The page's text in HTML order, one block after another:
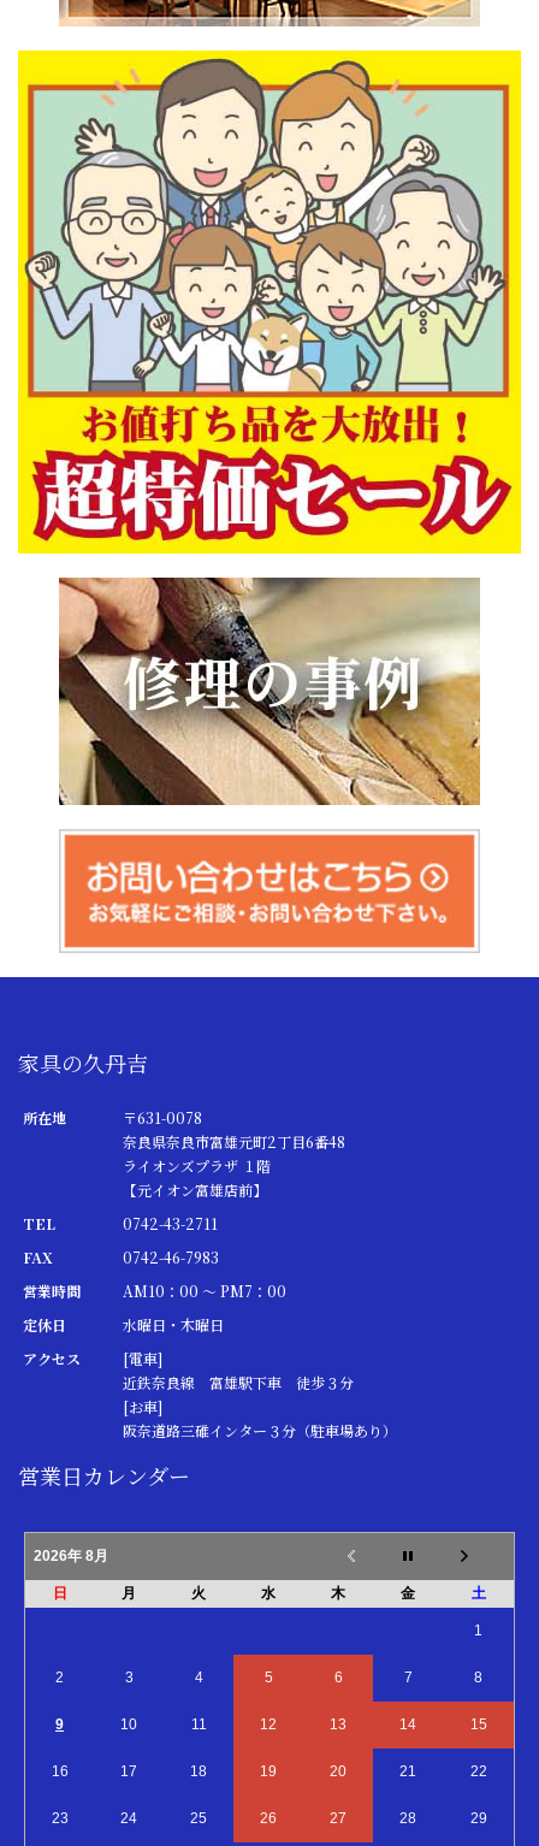
家具の久丹吉
所在地
〒631-0078
奈良県奈良市富雄元町2丁目6番48
ライオンズプラザ １階
【元イオン富雄店前】
TEL
0742-43-2711
FAX
0742-46-7983
営業時間
AM10：00 ～ PM7：00
定休日
水曜日・木曜日
アクセス
[電車]
近鉄奈良線 富雄駅下車 徒歩３分
[お車]
阪奈道路三碓インター３分（駐車場あり）
営業日カレンダー
2026年 8月
日 月 火 水 木 金 土
1
2 3 4 5 6 7 8
9 10 11 12 13 14 15
16 17 18 19 20 21 22
23 24 25 26 27 28 29